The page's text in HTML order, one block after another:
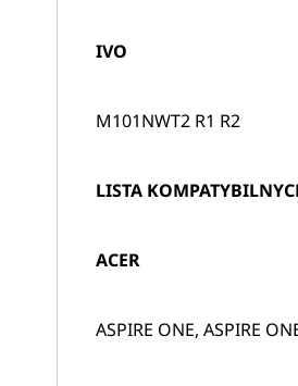
IVO
M101NWT2 R1 R2
LISTA
ACER
ASPIRE ONE, ASPIRE